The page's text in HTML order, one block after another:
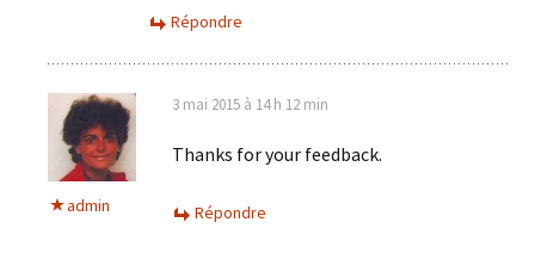
Répondre
admin
3 mai 2015 à 14 h 12 min
Thanks for your feedback.
Répondre